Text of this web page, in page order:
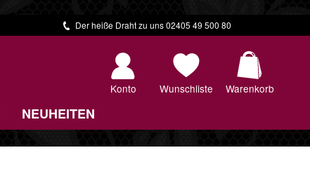
Der heiße Draht zu uns 02405 49 500 80
NEUHEITEN
Wunschliste
Konto Warenkorb